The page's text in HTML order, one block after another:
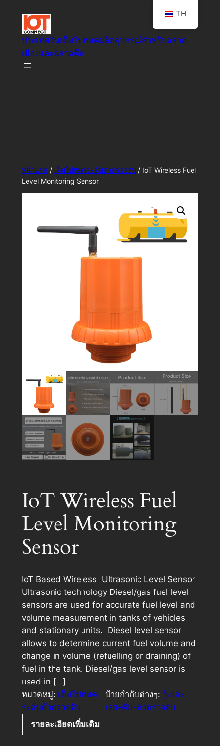
เนื้อหา
ประเทศจีนเต็มไปหมดผลิตอุปกรณ์สำหรับฉลาด
เมืองและฉลาดตึก
หน้าแรก / เต็มไปหมดระดับตัวตรวจจับ / IoT Wireless Fuel
Level Monitoring Sensor
IoT Wireless Fuel
Level Monitoring
Sensor
IoT Based Wireless Ultrasonic Level Sensor
Ultrasonic technology Diesel/gas fuel level
sensors are used for accurate fuel level and
volume measurement in tanks of vehicles
and stationary units. Diesel level sensor
allows to determine current fuel volume and
change in volume (refuelling or draining) of
fuel in the tank. Diesel/gas level sensor is
used in […]
หมวดหมู่: เต็มไปหมด
ระดับตัวตรวจจับ
ป้ายกำกับต่างๆ: รู้เยอะ
เลย-ดับ-ตัวตรวจจับ
รายละเอียดเพิ่มเติม
TH